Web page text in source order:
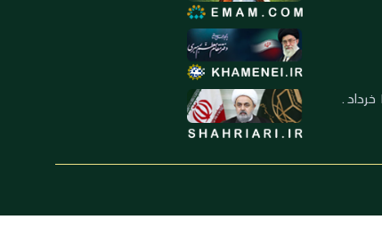
العنوان: ايران ـ قم ـ ميدان جهاد ـ بلوار ١٥ خرداد ـ